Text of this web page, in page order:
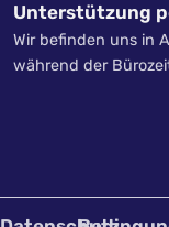
Unterstützung
Wir befinden uns in
während der